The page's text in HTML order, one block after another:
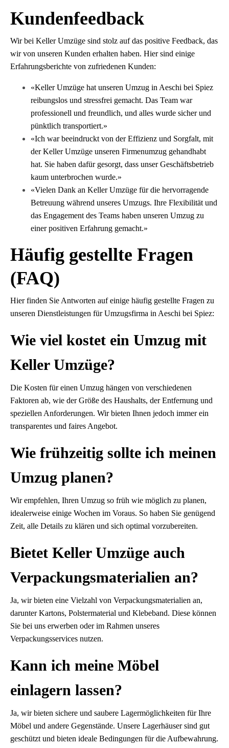
Kundenfeedback
Wir bei Keller Umzüge sind stolz auf das positive Feedback, das
wir von unseren Kunden erhalten haben. Hier sind einige
Erfahrungsberichte von zufriedenen Kunden:
«Keller Umzüge hat unseren Umzug in Aeschi bei Spiez
reibungslos und stressfrei gemacht. Das Team war
professionell und freundlich, und alles wurde sicher und
pünktlich transportiert.»
«Ich war beeindruckt von der Effizienz und Sorgfalt, mit
der Keller Umzüge unseren Firmenumzug gehandhabt
hat. Sie haben dafür gesorgt, dass unser Geschäftsbetrieb
kaum unterbrochen wurde.»
«Vielen Dank an Keller Umzüge für die hervorragende
Betreuung während unseres Umzugs. Ihre Flexibilität und
das Engagement des Teams haben unseren Umzug zu
einer positiven Erfahrung gemacht.»
Häufig gestellte Fragen
(FAQ)
Hier finden Sie Antworten auf einige häufig gestellte Fragen zu
unseren Dienstleistungen für Umzugsfirma in Aeschi bei Spiez:
Wie viel kostet ein Umzug mit
Keller Umzüge?
Die Kosten für einen Umzug hängen von verschiedenen
Faktoren ab, wie der Größe des Haushalts, der Entfernung und
speziellen Anforderungen. Wir bieten Ihnen jedoch immer ein
transparentes und faires Angebot.
Wie frühzeitig sollte ich meinen
Umzug planen?
Wir empfehlen, Ihren Umzug so früh wie möglich zu planen,
idealerweise einige Wochen im Voraus. So haben Sie genügend
Zeit, alle Details zu klären und sich optimal vorzubereiten.
Bietet Keller Umzüge auch
Verpackungsmaterialien an?
Ja, wir bieten eine Vielzahl von Verpackungsmaterialien an,
darunter Kartons, Polstermaterial und Klebeband. Diese können
Sie bei uns erwerben oder im Rahmen unseres
Verpackungsservices nutzen.
Kann ich meine Möbel
einlagern lassen?
Ja, wir bieten sichere und saubere Lagermöglichkeiten für Ihre
Möbel und andere Gegenstände. Unsere Lagerhäuser sind gut
geschützt und bieten ideale Bedingungen für die Aufbewahrung.